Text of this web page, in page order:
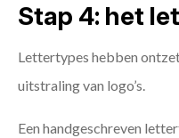
Stap 4: het
Lettertypes hebben
uitstraling van logo’s.
Een handgeschreven